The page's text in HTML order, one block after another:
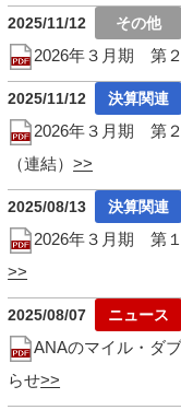
2025/11/12
2026年３月期 第
2025/11/12
2026年３月期 第２
（連結）
2025/08/13
2026年３月期 第１
2025/08/07
ANAのマイル・ダ
らせ